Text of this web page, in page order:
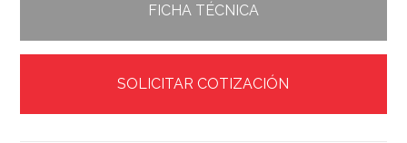
FICHA TÉCNICA
SOLICITAR COTIZACIÓN